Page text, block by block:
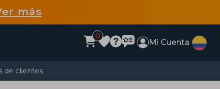
más
0
Mi Cuenta
de clientes